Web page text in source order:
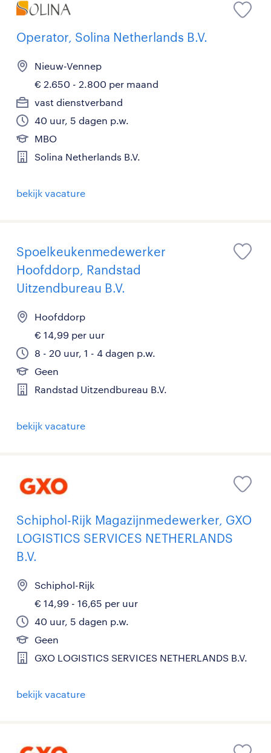
Operator, Solina Netherlands B.V.
Nieuw-Vennep
€ 2.650 - 2.800 per maand
vast dienstverband
40 uur, 5 dagen p.w.
MBO
Solina Netherlands B.V.
bekijk vacature
Spoelkeukenmedewerker
Hoofddorp, Randstad
Uitzendbureau B.V.
Hoofddorp
€ 14,99 per uur
8 - 20 uur, 1 - 4 dagen p.w.
Geen
Randstad Uitzendbureau B.V.
bekijk vacature
Schiphol-Rijk Magazijnmedewerker, GXO
LOGISTICS SERVICES NETHERLANDS
B.V.
Schiphol-Rijk
€ 14,99 - 16,65 per uur
40 uur, 5 dagen p.w.
Geen
GXO LOGISTICS SERVICES NETHERLANDS B.V.
bekijk vacature